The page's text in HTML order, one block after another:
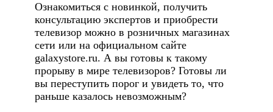
Ознакомиться с новинкой, получить
консультацию экспертов и приобрести
телевизор можно в розничных магазинах
сети или на официальном сайте
galaxystore.ru. А вы готовы к такому
прорыву в мире телевизоров? Готовы ли
вы переступить порог и увидеть то, что
раньше казалось невозможным?